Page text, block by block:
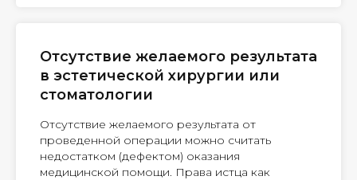
Отсутствие желаемого результата
в эстетической хирургии или
стоматологии
Отсутствие желаемого результата от
проведенной операции можно считать
недостатком (дефектом) оказания
медицинской помощи. Права истца как